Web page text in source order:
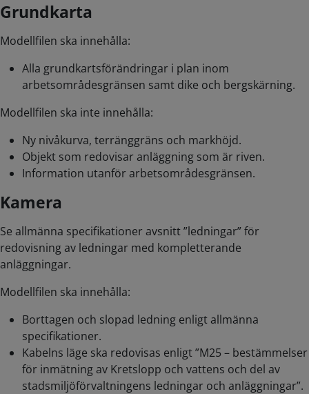
Grundkarta
Modellfilen ska innehålla:
Alla grundkartsförändringar i plan inom
arbetsområdesgränsen samt dike och bergskärning.
Modellfilen ska inte innehålla:
Ny nivåkurva, terränggräns och markhöjd.
Objekt som redovisar anläggning som är riven.
Information utanför arbetsområdesgränsen.
Kamera
Se allmänna specifikationer avsnitt ”ledningar” för
redovisning av ledningar med kompletterande
anläggningar.
Modellfilen ska innehålla:
Borttagen och slopad ledning enligt allmänna
specifikationer.
Kabelns läge ska redovisas enligt ”M25 – bestämmelser
för inmätning av Kretslopp och vattens och del av
stadsmiljöförvaltningens ledningar och anläggningar”.